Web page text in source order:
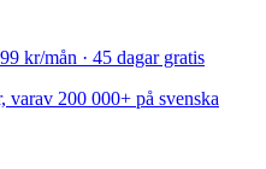
99 kr/mån · 45 dagar gratis
varav 200 000+ på svenska